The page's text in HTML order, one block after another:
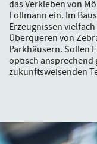
das Verkleben von
Follmann ein. Im
Erzeugnissen
Überqueren von
Parkhäusern. Sollen
optisch ansprechend
zukunftsweisenden